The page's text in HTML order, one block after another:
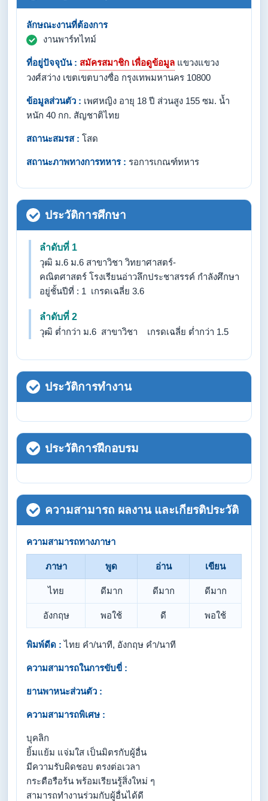
ลักษณะงานที่ต้องการ
งานพาร์ทไทม์
ที่อยู่ปัจจุบัน : สมัครสมาชิก เพื่อดูข้อมูล แขวงแขวง
วงศ์สว่าง เขตเขตบางซื่อ กรุงเทพมหานคร 10800
ข้อมูลส่วนตัว : เพศหญิง อายุ 18 ปี ส่วนสูง 155 ซม. น้ำ
หนัก 40 กก. สัญชาติไทย
สถานะสมรส : โสด
สถานะภาพทางการทหาร : รอการเกณฑ์ทหาร
ประวัติการศึกษา
ลำดับที่ 1
วุฒิ ม.6 ม.6 สาขาวิชา วิทยาศาสตร์-
คณิตศาสตร์ โรงเรียนอ่าวลึกประชาสรรค์ กำลังศึกษา
อยู่ชั้นปีที่ : 1 เกรดเฉลี่ย 3.6
ลำดับที่ 2
วุฒิ ต่ำกว่า ม.6 สาขาวิชา เกรดเฉลี่ย ต่ำกว่า 1.5
ประวัติการทำงาน
ประวัติการฝึกอบรม
ความสามารถ ผลงาน และเกียรติประวัติ
ความสามารถทางภาษา
ภาษา พูด อ่าน เขียน
ไทย ดีมาก ดีมาก ดีมาก
อังกฤษ พอใช้ ดี พอใช้
พิมพ์ดีด : ไทย คำ/นาที, อังกฤษ คำ/นาที
ความสามารถในการขับขี่ :
ยานพาหนะส่วนตัว :
ความสามารถพิเศษ :
บุคลิก
ยิ้มแย้ม แจ่มใส เป็นมิตรกับผู้อื่น
มีความรับผิดชอบ ตรงต่อเวลา
กระตือรือร้น พร้อมเรียนรู้สิ่งใหม่ ๆ
สามารถทำงานร่วมกับผู้อื่นได้ดี